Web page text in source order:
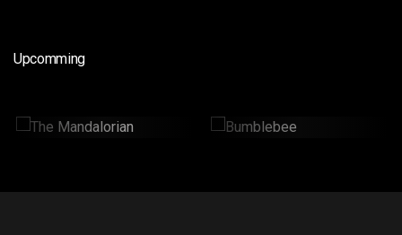
Upcomming
The Mandalorian Bumblebee